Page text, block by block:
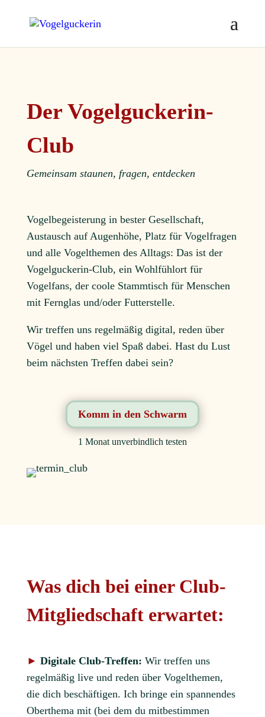
Der Vogelguckerin-
Club
Gemeinsam staunen, fragen, entdecken
Vogelbegeisterung in bester Gesellschaft,
Austausch auf Augenhöhe, Platz für Vogelfragen
und alle Vogelthemen des Alltags: Das ist der
Vogelguckerin-Club, ein Wohlfühlort für
Vogelfans, der coole Stammtisch für Menschen
mit Fernglas und/oder Futterstelle.
Wir treffen uns regelmäßig digital, reden über
Vögel und haben viel Spaß dabei. Hast du Lust
beim nächsten Treffen dabei sein?
Komm in den Schwarm
1 Monat unverbindlich testen
Was dich bei einer Club-
Mitgliedschaft erwartet:
► Digitale Club-Treffen: Wir treffen uns
regelmäßig live und reden über Vogelthemen,
die dich beschäftigen. Ich bringe ein spannendes
Oberthema mit (bei dem du mitbestimmen